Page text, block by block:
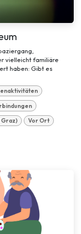
vielleicht familiäre
haben: Gibt es
Vor Ort